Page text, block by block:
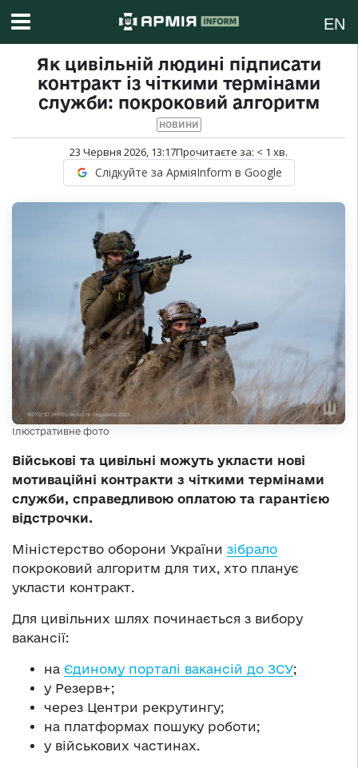
EN
Як цивільній людині підписати
контракт із чіткими термінами
служби: покроковий алгоритм
НОВИНИ
23 Червня 2026, 13:17Прочитаєте за: < 1 хв.
Слідкуйте за АрміяInform в Google
Ілюстративне фото
Військові та цивільні можуть укласти нові
мотиваційні контракти з чіткими термінами
служби, справедливою оплатою та гарантією
відстрочки.
Міністерство оборони України зібрало
покроковий алгоритм для тих, хто планує
укласти контракт.
Для цивільних шлях починається з вибору
вакансії:
на Єдиному порталі вакансій до ЗСУ;
у Резерв+;
через Центри рекрутингу;
на платформах пошуку роботи;
у військових частинах.